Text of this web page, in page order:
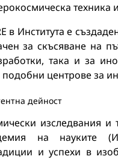
техника
в Института е
за скъсяване на
така и за
центрове за
дейност
изследвания и
на науките
и успехи в